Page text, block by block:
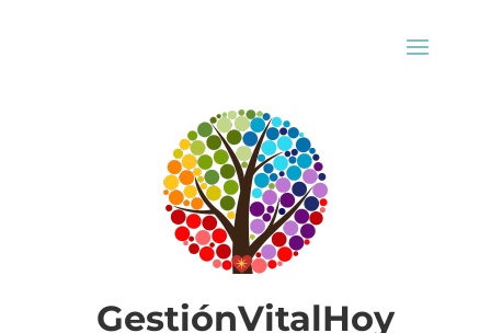
GestiónVitalHoy